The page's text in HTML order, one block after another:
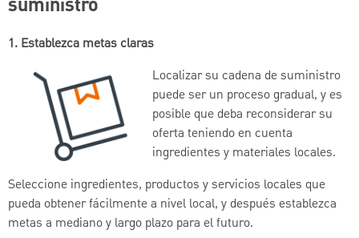
suministro
1. Establezca metas claras
Localizar su cadena de suministro
puede ser un proceso gradual, y es
posible que deba reconsiderar su
oferta teniendo en cuenta
ingredientes y materiales locales.
Seleccione ingredientes, productos y servicios locales que
pueda obtener fácilmente a nivel local, y después establezca
metas a mediano y largo plazo para el futuro.